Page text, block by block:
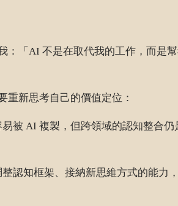
「AI 不是在取代我的工作，而是
重新思考自己的價值定位：
易被 AI 複製，但跨領域的認知整合
認知框架、接納新思維方式的能